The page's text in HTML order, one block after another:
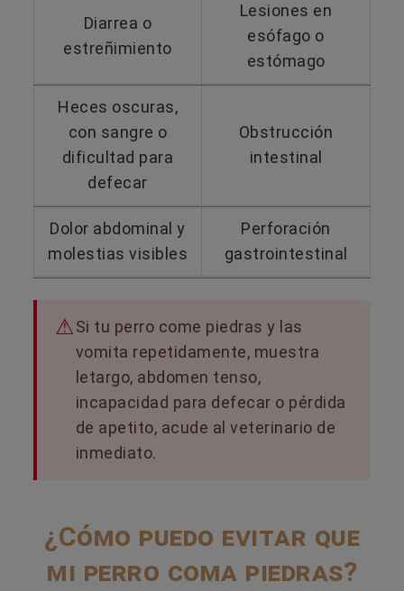
Diarrea o
estreñimiento
Lesiones en
esófago o
estómago
Heces oscuras,
con sangre o
dificultad para
defecar
Obstrucción
intestinal
Dolor abdominal y
molestias visibles
Perforación
gastrointestinal
Si tu perro come piedras y las
vomita repetidamente, muestra
letargo, abdomen tenso,
incapacidad para defecar o pérdida
de apetito, acude al veterinario de
inmediato.
¿Cómo puedo evitar que
mi perro coma piedras?